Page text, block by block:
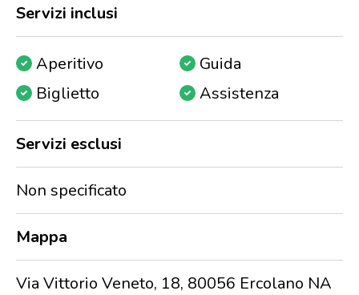
Servizi inclusi
Aperitivo
Guida
Biglietto
Assistenza
Servizi esclusi
Non specificato
Mappa
Via Vittorio Veneto, 18, 80056 Ercolano NA